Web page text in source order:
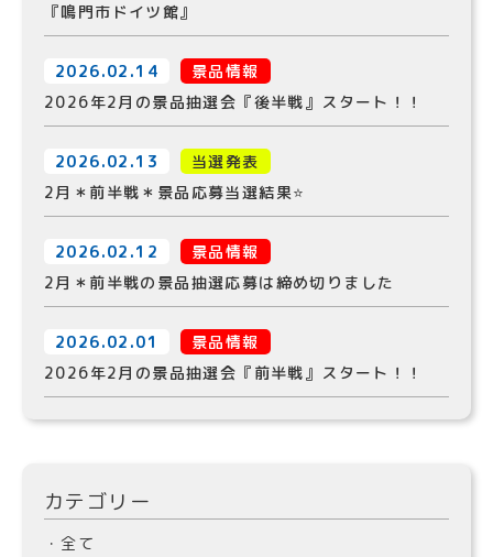
『鳴門市ドイツ館』
2026.02.14
景品情報
2026年2月の景品抽選会『後半戦』スタート！！
2026.02.13
当選発表
2月＊前半戦＊景品応募当選結果⭐️
2026.02.12
景品情報
2月＊前半戦の景品抽選応募は締め切りました
2026.02.01
景品情報
2026年2月の景品抽選会『前半戦』スタート！！
カテゴリー
・全て